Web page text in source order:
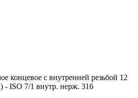
концевое с внутренней резьбой 12
- ISO 7/1 внутр. нерж. 316